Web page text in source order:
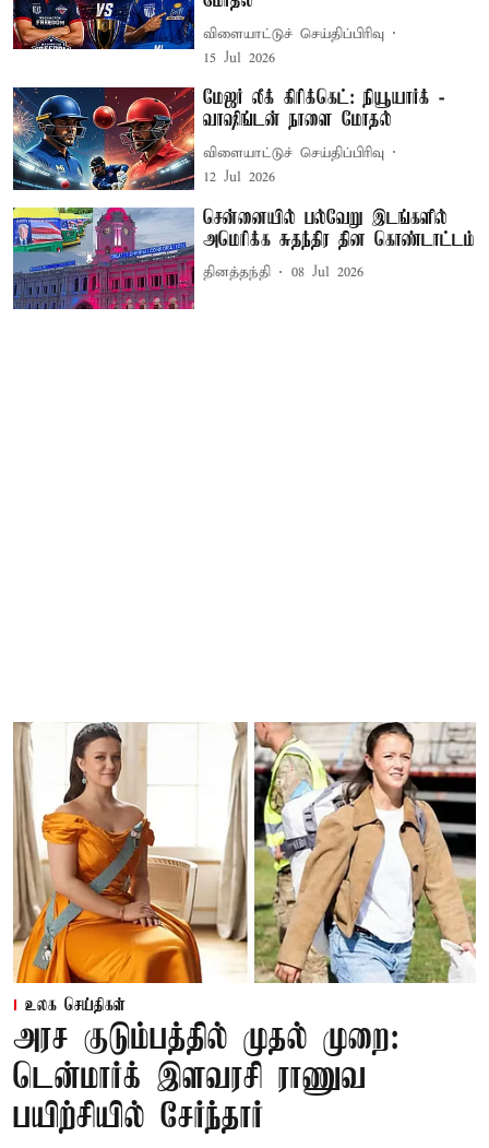
விளையாட்டுச் செய்திப்பிரிவு
15 Jul 2026
மேஜர் லீக் கிரிக்கெட்: நியூயார்க் -
வாஷிங்டன் நாளை மோதல்
விளையாட்டுச் செய்திப்பிரிவு
12 Jul 2026
சென்னையில் பல்வேறு இடங்களில்
அமெரிக்க சுதந்திர தின கொண்டாட்டம்
தினத்தந்தி 08 Jul 2026
உலக செய்திகள்
அரச குடும்பத்தில் முதல் முறை:
டென்மார்க் இளவரசி ராணுவ
பயிற்சியில் சேர்ந்தார்